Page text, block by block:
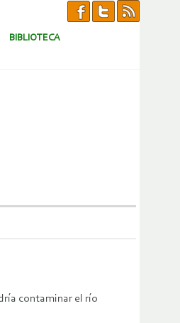
BIBLIOTECA
contaminar el río